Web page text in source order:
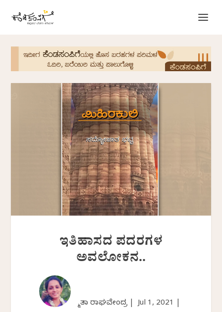
ಇತಿಹಾಸದ ಪದರಗಳ
ಅವಲೋಕನ..
ಸ್ಮಿತಾ ರಾಘವೇಂದ್ರ |Jul 1, 2021